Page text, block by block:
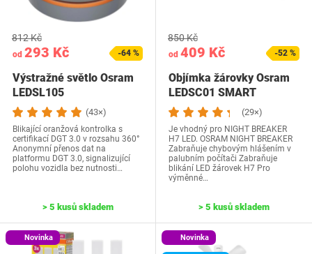
od 293 Kč
812 Kč
-64 %
Výstražné světlo Osram
LEDSL105
(43×)
Blikající oranžová kontrolka s
certifikací DGT 3.0 v rozsahu 360°
Anonymní přenos dat na
platformu DGT 3.0, signalizující
polohu vozidla bez nutnosti…
> 5 kusů skladem
od 409 Kč
850 Kč
-52 %
Objímka žárovky Osram
LEDSC01 SMART
CANBUS
(29×)
Je vhodný pro NIGHT BREAKER
H7 LED. OSRAM NIGHT BREAKER
Zabraňuje chybovým hlášením v
palubním počítači Zabraňuje
blikání LED žárovek H7 Pro
výměnné…
> 5 kusů skladem
Novinka Novinka